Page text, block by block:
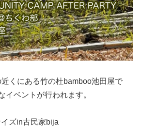
くにある竹の杜bamboo池田屋で
イベントが行われます。
ズin古民家bija